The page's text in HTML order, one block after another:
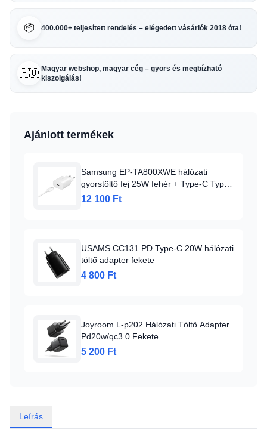
📦 400.000+ teljesített rendelés – elégedett vásárlók 2018 óta!
🇭🇺 Magyar webshop, magyar cég – gyors és megbízható
kiszolgálás!
Ajánlott termékek
Samsung EP-TA800XWE hálózati
gyorstöltő fej 25W fehér + Type-C Type-
C kábel
12 100 Ft
USAMS CC131 PD Type-C 20W hálózati
töltő adapter fekete
4 800 Ft
Joyroom L-p202 Hálózati Töltő Adapter
Pd20w/qc3.0 Fekete
5 200 Ft
Leírás